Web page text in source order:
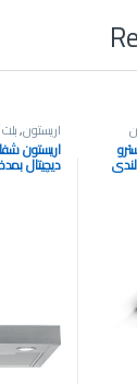
باتيسترو
اريستون,
6.7F AL X